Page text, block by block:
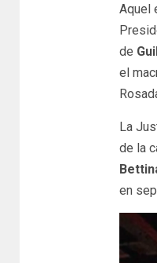
Aquel
de
el
La
de la
en